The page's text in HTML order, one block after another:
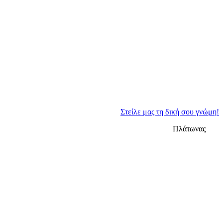
Στείλε μας τη δική σου γνώμη!
Πλάτωνας